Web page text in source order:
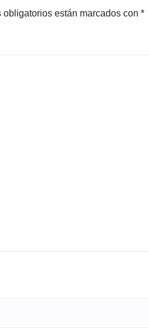
obligatorios están marcados con *